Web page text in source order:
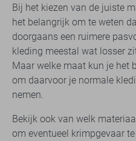
Bij het kiezen van de juiste
het belangrijk om te weten
doorgaans een ruimere
kleding meestal wat losser
Maar welke maat kun je het
om daarvoor je normale
nemen.
Bekijk ook van welk
om eventueel krimpgevaar